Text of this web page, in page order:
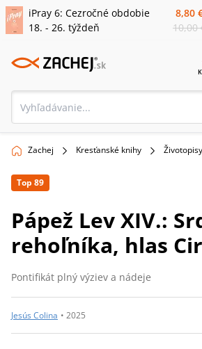
iPray 6: Cezročné obdobie
18. - 26. týždeň
8,80
10,00
Zachej Kresťanské knihy Životopisy
Top 89
Pápež Lev XIV.:
rehoľníka, hlas
Pontifikát plný výziev a nádeje
Jesús Colina • 2025